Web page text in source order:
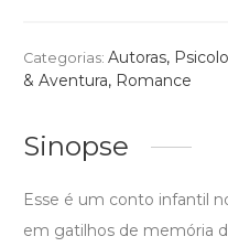
Categorias: Autoras,
& Aventura, Romance
Sinopse
Esse é um conto infantil
em gatilhos de memória